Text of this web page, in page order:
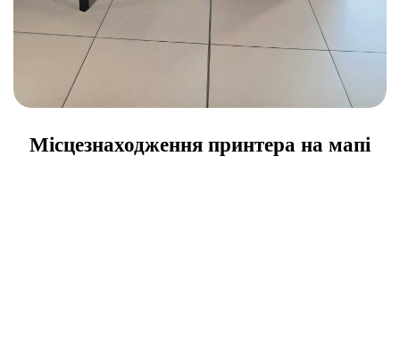
Місцезнаходження принтера на мапі